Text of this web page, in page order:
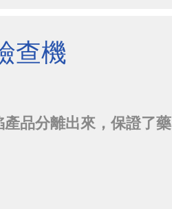
查機
品分離出來，保證了藥